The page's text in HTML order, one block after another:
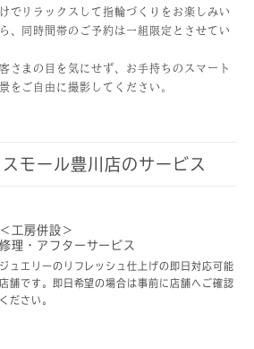
でリラックスして指輪づくりをお楽しみい
、同時間帯のご予約は一組限定とさせてい
さまの目を気にせず、お手持ちのスマート
をご自由に撮影してください。
モール豊川店のサービス
＜工房併設＞
修理・アフターサービス
ジュエリーのリフレッシュ仕上げの即日対応可能
店舗です。即日希望の場合は事前に店舗へご確認
ください。